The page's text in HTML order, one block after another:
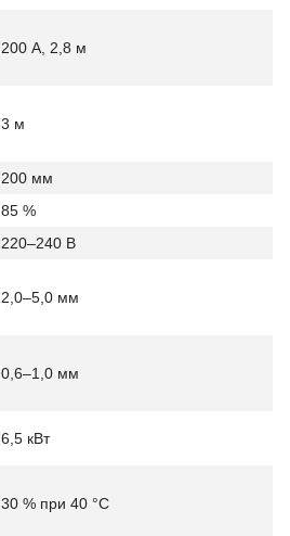
200 А, 2,8 м
3 м
200 мм
85 %
220–240 В
2,0–5,0 мм
0,6–1,0 мм
6,5 кВт
30 % при 40 °C